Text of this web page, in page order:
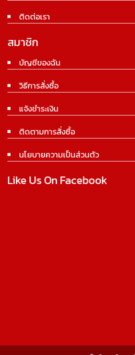
ติดต่อเรา
สมาชิก
บัญชีของฉัน
วิธีการสั่งซื้อ
แจ้งชำระเงิน
ติดตามการสั่งซื้อ
นโยบายความเป็นส่วนตัว
Like Us On Facebook